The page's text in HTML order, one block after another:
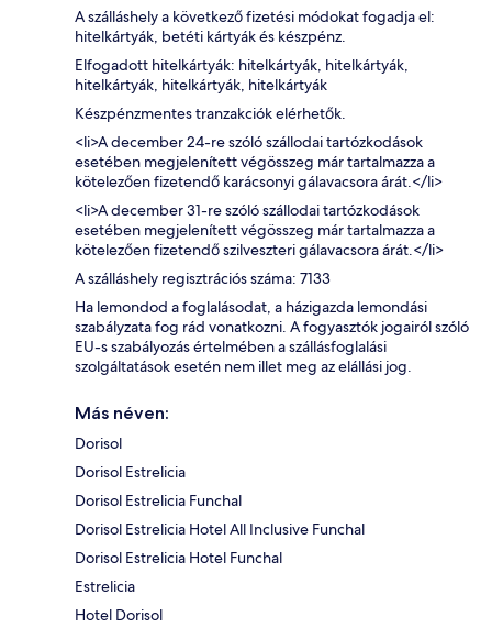
A szálláshely a következő fizetési módokat fogadja el:
hitelkártyák, betéti kártyák és készpénz.
Elfogadott hitelkártyák: hitelkártyák, hitelkártyák,
hitelkártyák, hitelkártyák, hitelkártyák
Készpénzmentes tranzakciók elérhetők.
<li>A december 24-re szóló szállodai tartózkodások
esetében megjelenített végösszeg már tartalmazza a
kötelezően fizetendő karácsonyi gálavacsora árát.</li>
<li>A december 31-re szóló szállodai tartózkodások
esetében megjelenített végösszeg már tartalmazza a
kötelezően fizetendő szilveszteri gálavacsora árát.</li>
A szálláshely regisztrációs száma: 7133
Ha lemondod a foglalásodat, a házigazda lemondási
szabályzata fog rád vonatkozni. A fogyasztók jogairól szóló
EU-s szabályozás értelmében a szállásfoglalási
szolgáltatások esetén nem illet meg az elállási jog.
Más néven:
Dorisol
Dorisol Estrelicia
Dorisol Estrelicia Funchal
Dorisol Estrelicia Hotel All Inclusive Funchal
Dorisol Estrelicia Hotel Funchal
Estrelicia
Hotel Dorisol